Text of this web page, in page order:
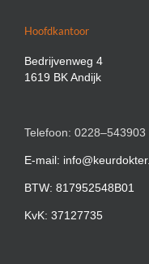
Hoofdkantoor
Bedrijvenweg 4
1619 BK Andijk
Telefoon: 0228–543903
E-mail:
BTW: 817952548B01
KvK: 37127735